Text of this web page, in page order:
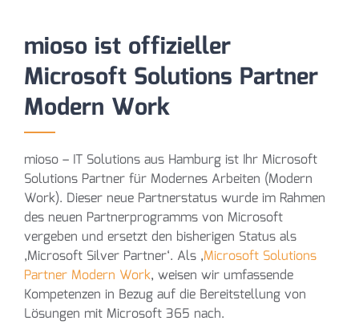
mioso ist offizieller
Microsoft Solutions Partner
Modern Work
mioso – IT Solutions aus Hamburg ist Ihr Microsoft
Solutions Partner für Modernes Arbeiten (Modern
Work). Dieser neue Partnerstatus wurde im Rahmen
des neuen Partnerprogramms von Microsoft
vergeben und ersetzt den bisherigen Status als
‚Microsoft Silver Partner‘. Als ‚Microsoft Solutions
Partner Modern Work‚ weisen wir umfassende
Kompetenzen in Bezug auf die Bereitstellung von
Lösungen mit Microsoft 365 nach.